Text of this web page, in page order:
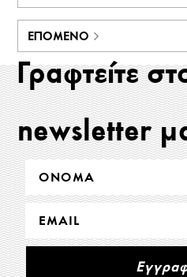
ΕΠΌΜΕΝΟ
Γραφτείτε
newsletter